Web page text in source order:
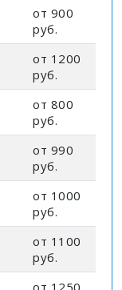
от 900
руб.
от 1200
руб.
от 800
руб.
от 990
руб.
от 1000
руб.
от 1100
руб.